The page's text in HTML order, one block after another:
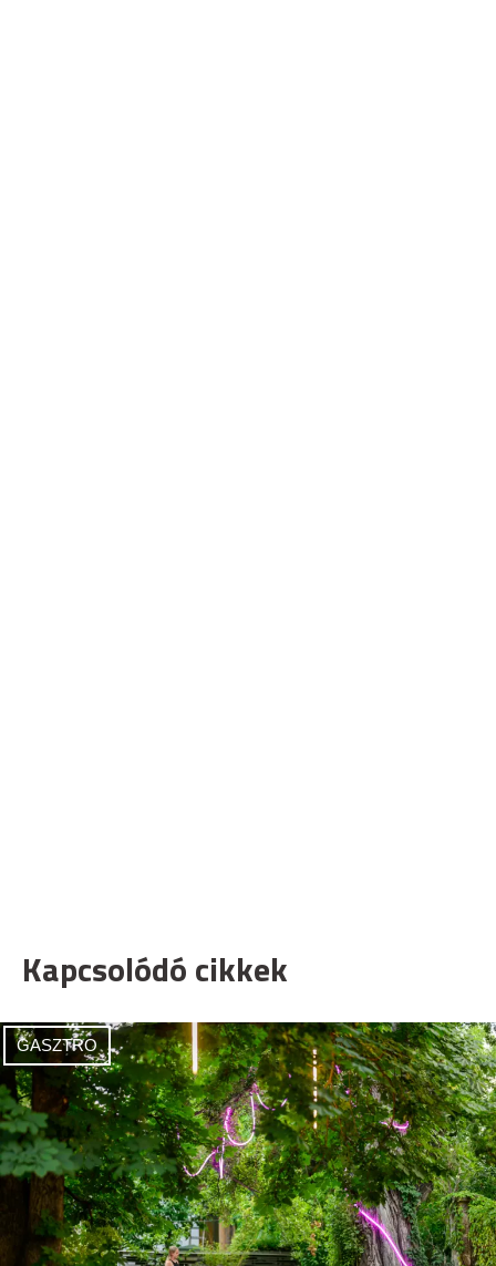
Kapcsolódó cikkek
GASZTRO